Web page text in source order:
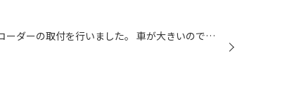
本日はTOYOTAタンドラにドライブレコーダーの取付を行いました。 車が大きいのでピットが狭く感じます。(^^;) 取り付けた商品は【COMTEC ZDR035】です。 夜間の映像も明るくはっきり映してくれます。 フロント本体 リアカメラ 駐車監視オプションも取付したので駐車場での当て逃げ対策もバッチリで...